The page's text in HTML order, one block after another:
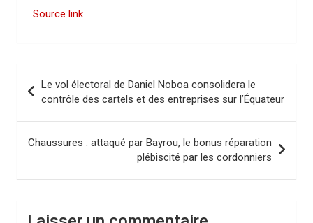
Source link
v
a
Le vol électoral de Daniel Noboa consolidera le
contrôle des cartels et des entreprises sur l’Équateur
Chaussures : attaqué par Bayrou, le bonus réparation
plébiscité par les cordonniers